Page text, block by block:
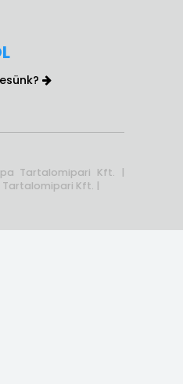
Tartalomipari Kft. |
Tartalomipari Kft. |